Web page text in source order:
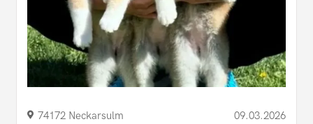
74172 Neckarsulm 09.03.2026